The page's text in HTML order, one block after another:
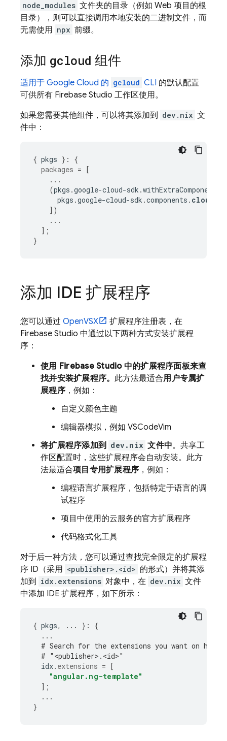
node_modules 文件夹的目录（例如 Web 项目的根
目录），则可以直接调用本地安装的二进制文件，而
无需使用 npx 前缀。
添加 gcloud 组件
适用于 Google Cloud 的 gcloud CLI 的默认配置
可供所有 Firebase Studio 工作区使用。
如果您需要其他组件，可以将其添加到 dev.nix 文
件中：
{ pkgs }:
{
packages = [
...
(pkgs .google-cloud-sdk .withExtraComponents
      pkgs
.google-cloud-sdk .components . cloud-
])
...
];
}
添加 IDE 扩展程序
您可以通过 OpenVSX
扩展程序注册表，在
Firebase Studio 中通过以下两种方式安装扩展程
序：
使用 Firebase Studio中的扩展程序面板来查
找并安装扩展程序。此方法最适合用户专属扩
展程序，例如：
自定义颜色主题
编辑器模拟，例如 VSCodeVim
将扩展程序添加到 dev.nix 文件中。共享工
作区配置时，这些扩展程序会自动安装。此方
法最适合项目专用扩展程序 ，例如：
编程语言扩展程序，包括特定于语言的调
试程序
项目中使用的云服务的官方扩展程序
代码格式化工具
对于后一种方法，您可以通过查找完全限定的扩展程
序 ID（采用 <publisher>.<id> 的形式）并将其添
加到 idx.extensions 对象中，在 dev.nix 文件
中添加 IDE 扩展程序，如下所示：
{ pkgs, ... }:
{
...
# Search for the extensions you want on
# "<publisher>.<id>"
  idx
. extensions = [
"angular.ng-template"
];
...
}